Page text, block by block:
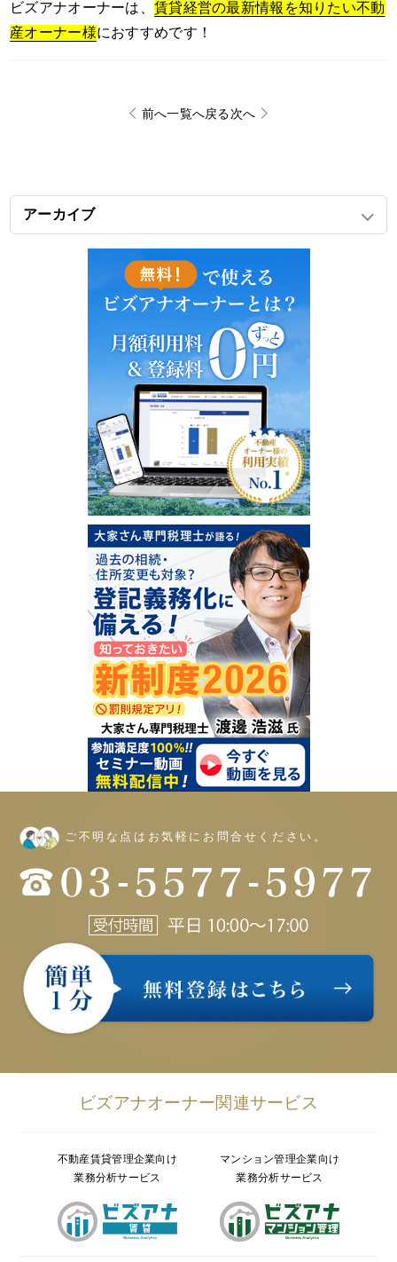
ビズアナオーナーは、賃貸経営の最新情報を知りたい不動
産オーナー様におすすめです！
前へ一覧へ戻る次へ
アーカイブ
ご不明な点はお気軽にお問合せください。
ビズアナオーナー関連サービス
不動産賃貸管理企業向け
業務分析サービス
マンション管理企業向け
業務分析サービス